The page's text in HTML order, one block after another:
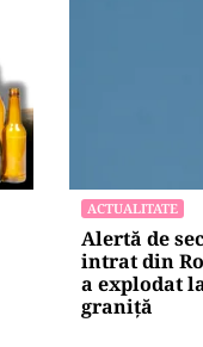
ACTUALITATE
Alertă de
intrat din
a explodat
graniţă